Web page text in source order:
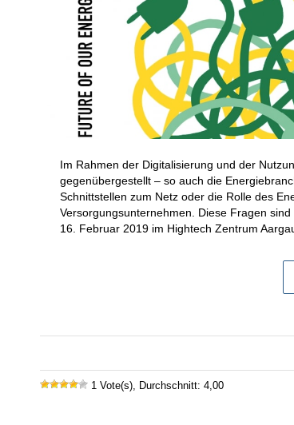
Im Rahmen der Digitalisierung und der
gegenübergestellt – so auch die
Schnittstellen zum Netz oder die Rolle des
Versorgungsunternehmen. Diese Fragen
16. Februar 2019 im Hightech Zentrum
1 Vote(s), Durchschnitt: 4,00